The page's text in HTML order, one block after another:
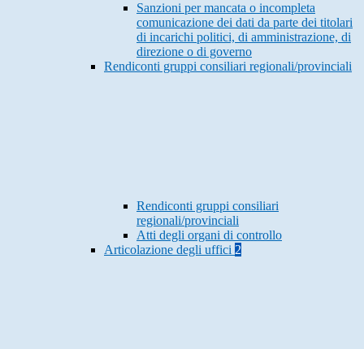
Sanzioni per mancata o incompleta
comunicazione dei dati da parte dei titolari
di incarichi politici, di amministrazione, di
direzione o di governo
Rendiconti gruppi consiliari regionali/provinciali
Rendiconti gruppi consiliari
regionali/provinciali
Atti degli organi di controllo
Articolazione degli uffici 2